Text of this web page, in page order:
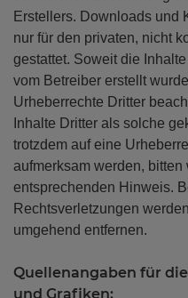
Erstellers. Downloads und
nur für den privaten, nicht
gestattet. Soweit die
vom Betreiber erstellt
Urheberrechte Dritter
Inhalte Dritter als solche
trotzdem auf eine
aufmerksam werden, bitten
entsprechenden Hinweis.
Rechtsverletzungen
umgehend entfernen.
Quellenangaben für
und Grafiken: